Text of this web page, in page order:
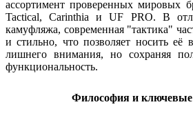
ассортимент проверенных мировых
Tactical, Carinthia и UF PRO. В
камуфляжа, современная "тактика"
и стильно, что позволяет носить её
лишнего внимания, но сохраняя
функциональность.
Философия и